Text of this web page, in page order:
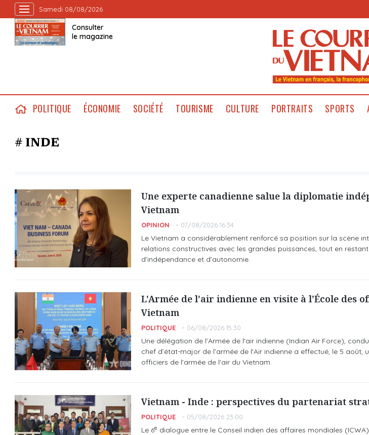
Samedi 08/08/2026
Consulter
le magazine
POLITIQUE ÉCONOMIE SOCIÉTÉ TOURISME CULTURE PORTRAITS SPORTS
# INDE
Une experte canadienne salue la diplomatie
Vietnam
OPINION 07/08/2026 16:34
Le Vietnam a considérablement renforcé sa position sur la scène
relations constructives avec les grandes puissances, tout en
d’indépendance et d’autonomie.
L'Armée de l'air indienne en visite à l'École des
Vietnam
POLITIQUE 06/08/2026 15:30
Une délégation de l'Armée de l'air indienne (Indian Air Force),
chef d’état-major de l’armée de l'Air indienne a effectué, le 5 août,
officiers de l'armée de l'air du Vietnam.
Vietnam - Inde : perspectives du partenariat
POLITIQUE 05/08/2026 23:00
Le 6e dialogue entre le Conseil indien des affaires mondiales